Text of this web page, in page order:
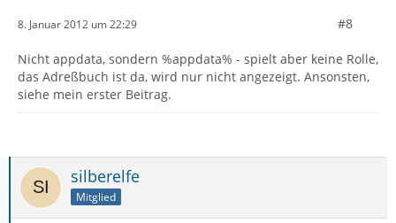
8. Januar 2012 um 22:29 #8
Nicht appdata, sondern %appdata% - spielt aber keine Rolle,
das Adreßbuch ist da, wird nur nicht angezeigt. Ansonsten,
siehe mein erster Beitrag.
silberelfe
Mitglied